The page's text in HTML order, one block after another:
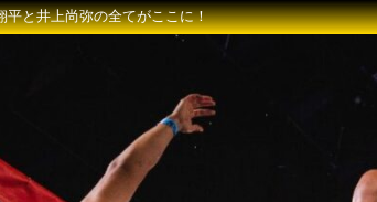
平と井上尚弥の全てがここに！